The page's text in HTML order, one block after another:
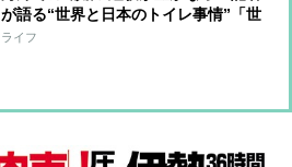
が語る“世界と日本のトイレ事情”「世
界から絶賛される日本のトイレが現状
ライフ